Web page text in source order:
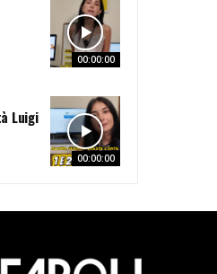
00:00:00
00:00:00
Luigi